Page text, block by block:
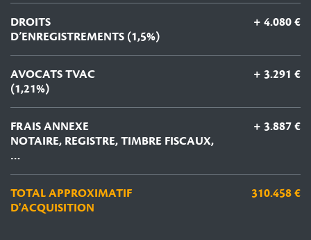
DROITS
D’ENREGISTREMENTS (1,5%)
+ 4.080 €
AVOCATS TVAC
(1,21%)
+ 3.291 €
FRAIS ANNEXE
NOTAIRE, REGISTRE, TIMBRE FISCAUX,
…
+ 3.887 €
TOTAL APPROXIMATIF
D'ACQUISITION
310.458 €